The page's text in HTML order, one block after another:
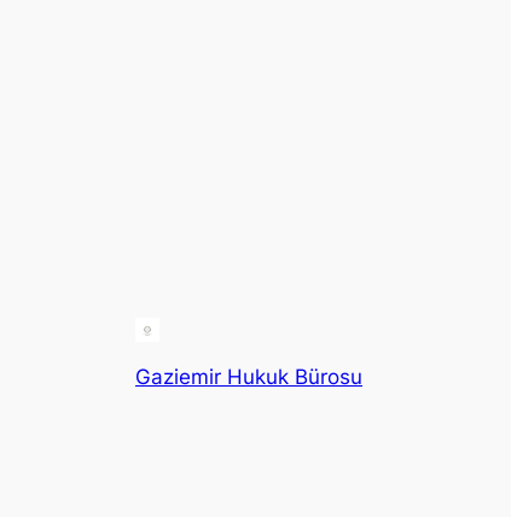
Gaziemir Hukuk Bürosu